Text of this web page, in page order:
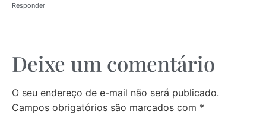
Responder
Deixe um comentário
O seu endereço de e-mail não será publicado.
Campos obrigatórios são marcados com *